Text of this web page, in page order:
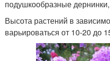
подушкообразные
Высота растений в
варьироваться от 10-20 до